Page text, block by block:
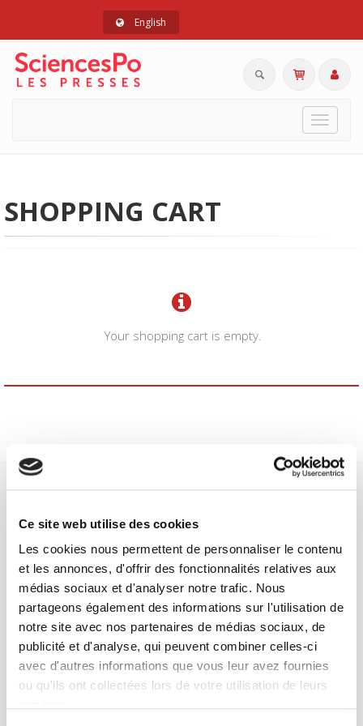
Ce site web utilise des cookies
Les cookies nous permettent de personnaliser le contenu
et les annonces, d'offrir des fonctionnalités relatives aux
médias sociaux et d'analyser notre trafic. Nous
partageons également des informations sur l'utilisation de
notre site avec nos partenaires de médias sociaux, de
publicité et d'analyse, qui peuvent combiner celles-ci
avec d'autres informations que vous leur avez fournies
ou qu'ils ont collectées lors de votre utilisation de leurs
English
Toggle
SHOPPING CART
Your shopping cart is empty.
SCIENCES PO UNIVERSITY PRESS has a threefold role: to publish
original research, to edit reference works for student use, and to
help public and political debate. continue
CONTACTS
FOREIGN RIGHTS